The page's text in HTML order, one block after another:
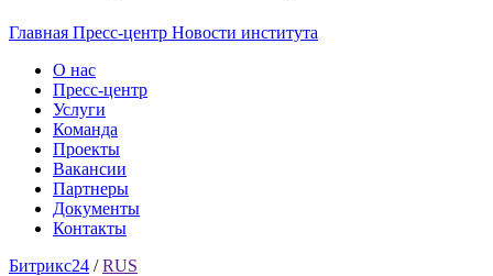
Главная Пресс-центр Новости института
О нас
Пресс-центр
Услуги
Команда
Проекты
Вакансии
Партнеры
Документы
Контакты
Битрикс24 / RUS